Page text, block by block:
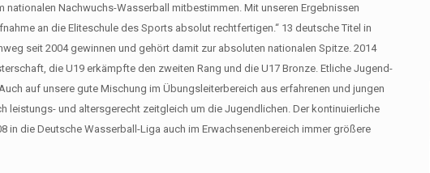
Nachwuchs-Wasserball mitbestimmen. Mit unseren Ergebnissen
an die Eliteschule des Sports absolut rechtfertigen.“ 13 deutsche Titel in
seit 2004 gewinnen und gehört damit zur absoluten nationalen Spitze. 2014
die U19 erkämpfte den zweiten Rang und die U17 Bronze. Etliche Jugend-
auf unsere gute Mischung im Übungsleiterbereich aus erfahrenen und jungen
leistungs- und altersgerecht zeitgleich um die Jugendlichen. Der kontinuierliche
die Deutsche Wasserball-Liga auch im Erwachsenenbereich immer größere